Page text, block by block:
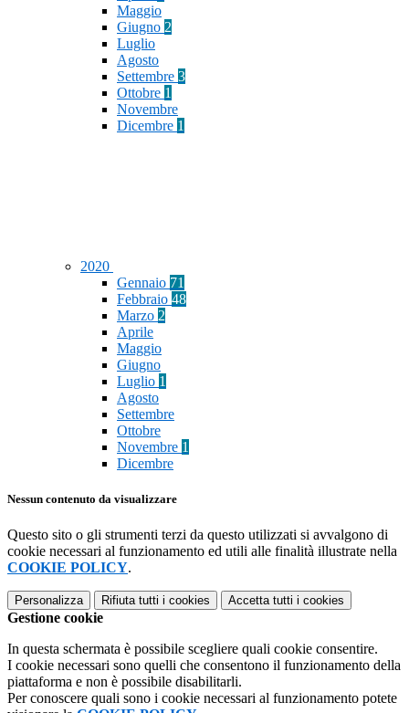
Maggio
Giugno 2
Luglio
Agosto
Settembre 3
Ottobre 1
Novembre
Dicembre 1
2020
Gennaio 71
Febbraio 48
Marzo 2
Aprile
Maggio
Giugno
Luglio 1
Agosto
Settembre
Ottobre
Novembre 1
Dicembre
Nessun contenuto da visualizzare
Questo sito o gli strumenti terzi da questo utilizzati si avvalgono di
cookie necessari al funzionamento ed utili alle finalità illustrate nella
COOKIE POLICY.
Personalizza Rifiuta tutti i cookies Accetta tutti i cookies
Gestione cookie
In questa schermata è possibile scegliere quali cookie consentire.
I cookie necessari sono quelli che consentono il funzionamento della
piattaforma e non è possibile disabilitarli.
Per conoscere quali sono i cookie necessari al funzionamento potete